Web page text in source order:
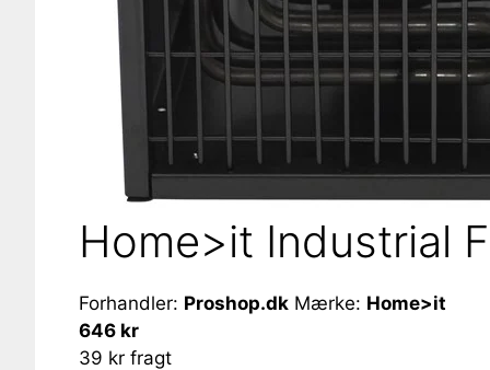
Home>it Industrial
Forhandler: Proshop.dk Mærke: Home>it
646 kr
39 kr fragt